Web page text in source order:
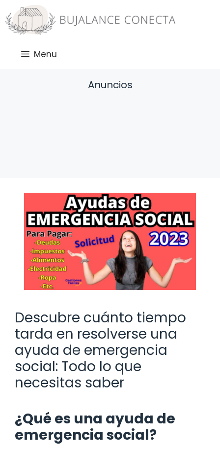
Saltar
al
contenido
Menu
Anuncios
Descubre cuánto tiempo
tarda en resolverse una
ayuda de emergencia
social: Todo lo que
necesitas saber
¿Qué es una ayuda de
emergencia social?